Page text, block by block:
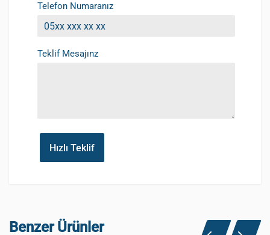
Telefon Numaranız
Teklif Mesajınz
Hızlı Teklif
Benzer Ürünler